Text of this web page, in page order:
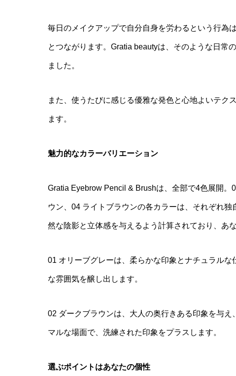
毎日のメイクアップで自分自身を労わるという行為
とつながります。Gratia beautyは、そのような日常
ました。
また、使うたびに感じる優雅な発色と心地よいテク
ます。
魅力的なカラーバリエーション
Gratia Eyebrow Pencil & Brushは、全部で4色展開
ウン、04 ライトブラウンの各カラーは、それぞれ
然な陰影と立体感を与えるよう計算されており、あ
01 オリーブグレーは、柔らかな印象とナチュラル
な雰囲気を醸し出します。
02 ダークブラウンは、大人の奥行きある印象を与
マルな場面で、洗練された印象をプラスします。
選ぶポイントはあなたの個性